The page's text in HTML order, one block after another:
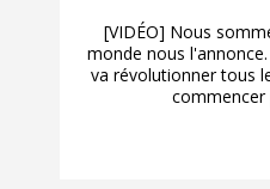
[VIDÉO] Nous
monde nous
va révolutionner tous
commencer